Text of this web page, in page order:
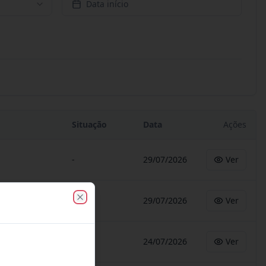
Data início
Situação Data Ações
- 29/07/2026 Ver
- 29/07/2026 Ver
24/07/2026 Ver
Close